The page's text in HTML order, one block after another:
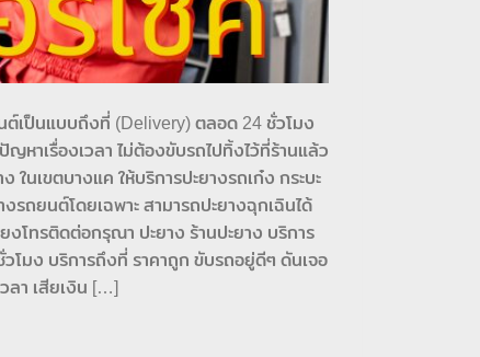
ต์เป็นแบบถึงที่ (Delivery) ตลอด 24 ชั่วโมง
หาเรื่องเวลา ไม่ต้องขับรถไปทิ้งไว้ที่ร้านแล้ว
ในเขตบางแค ให้บริการปะยางรถเก๋ง กระบะ
ถยนต์โดยเฉพาะ สามารถปะยางฉุกเฉินได้
โทรติดต่อกรุณา ปะยาง ร้านปะยาง บริการ
โมง บริการถึงที่ ราคาถูก ขับรถอยู่ดีๆ ดันเจอ
ลา เสียเงิน […]